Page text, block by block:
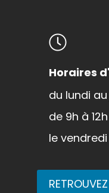
Horaires
du lundi
de 9h à
le vendredi